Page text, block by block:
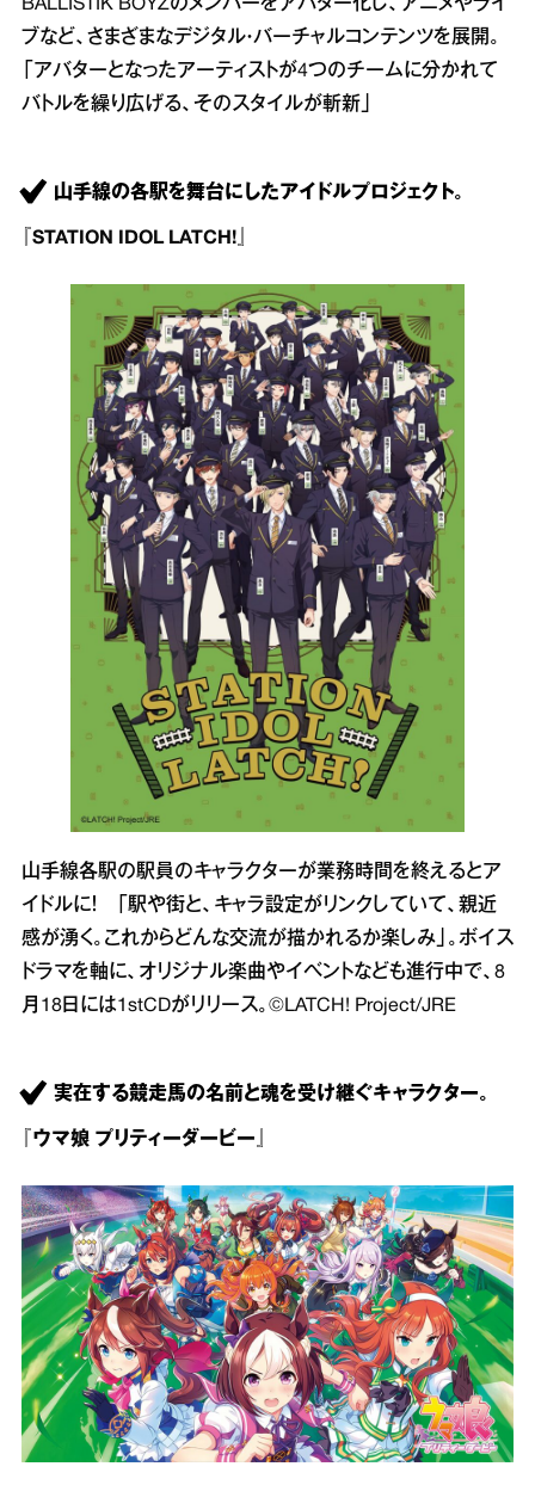
BALLISTIK BOYZのメンバーをアバター化し、アニメやライ
ブなど、さまざまなデジタル・バーチャルコンテンツを展開。
「アバターとなったアーティストが4つのチームに分かれて
バトルを繰り広げる、そのスタイルが斬新」
山手線の各駅を舞台にしたアイドルプロジェクト。
『STATION IDOL LATCH!』
山手線各駅の駅員のキャラクターが業務時間を終えるとア
イドルに！ 「駅や街と、キャラ設定がリンクしていて、親近
感が湧く。これからどんな交流が描かれるか楽しみ」。ボイス
ドラマを軸に、オリジナル楽曲やイベントなども進行中で、8
月18日には1stCDがリリース。©LATCH! Project/JRE
実在する競走馬の名前と魂を受け継ぐキャラクター。
『ウマ娘 プリティーダービー』